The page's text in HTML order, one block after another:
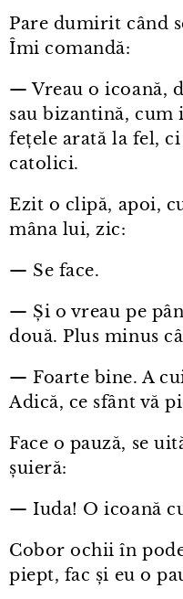
Pare dumirit când
Îmi comandă:
— Vreau o icoană,
sau bizantină, cum
fețele arată la fel,
catolici.
Ezit o clipă, apoi,
mâna lui, zic:
— Se face.
— Și o vreau pe
două. Plus minus
— Foarte bine. A
Adică, ce sfânt vă
Face o pauză, se
șuieră:
— Iuda! O icoană
Cobor ochii în
piept, fac și eu o